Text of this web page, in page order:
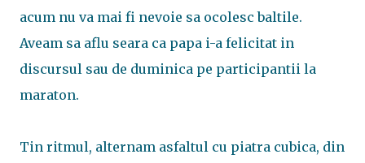
acum nu va mai fi nevoie sa ocolesc baltile.
Aveam sa aflu seara ca papa i-a felicitat in
discursul sau de duminica pe participantii la
maraton.
Tin ritmul, alternam asfaltul cu piatra cubica, din